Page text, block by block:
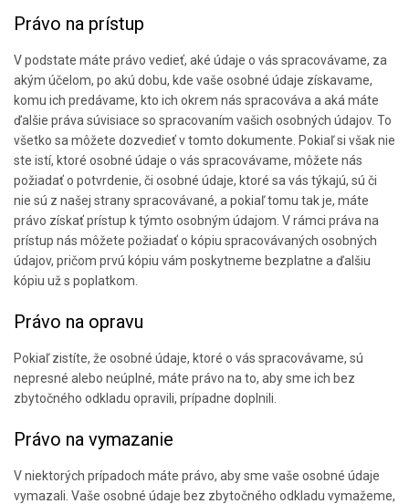
Právo na prístup
V podstate máte právo vedieť, aké údaje o vás spracovávame, za
akým účelom, po akú dobu, kde vaše osobné údaje získavame,
komu ich predávame, kto ich okrem nás spracováva a aká máte
ďalšie práva súvisiace so spracovaním vašich osobných údajov. To
všetko sa môžete dozvedieť v tomto dokumente. Pokiaľ si však nie
ste istí, ktoré osobné údaje o vás spracovávame, môžete nás
požiadať o potvrdenie, či osobné údaje, ktoré sa vás týkajú, sú či
nie sú z našej strany spracovávané, a pokiaľ tomu tak je, máte
právo získať prístup k týmto osobným údajom. V rámci práva na
prístup nás môžete požiadať o kópiu spracovávaných osobných
údajov, pričom prvú kópiu vám poskytneme bezplatne a ďalšiu
kópiu už s poplatkom.
Právo na opravu
Pokiaľ zistíte, že osobné údaje, ktoré o vás spracovávame, sú
nepresné alebo neúplné, máte právo na to, aby sme ich bez
zbytočného odkladu opravili, prípadne doplnili.
Právo na vymazanie
V niektorých prípadoch máte právo, aby sme vaše osobné údaje
vymazali. Vaše osobné údaje bez zbytočného odkladu vymažeme,